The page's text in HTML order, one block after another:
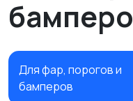
Для фар, порогов и
бамперов